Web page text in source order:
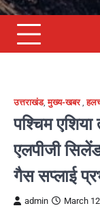
उत्तराखंड,मुख्य-खबर,
पश्चिम
एलपीजी
गैस सप्लाई
admin March